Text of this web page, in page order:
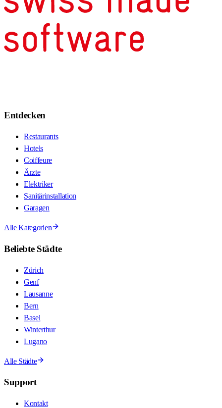
Entdecken
Restaurants
Hotels
Coiffeure
Ärzte
Elektriker
Sanitärinstallation
Garagen
Alle Kategorien
Beliebte Städte
Zürich
Genf
Lausanne
Bern
Basel
Winterthur
Lugano
Alle Städte
Support
Kontakt